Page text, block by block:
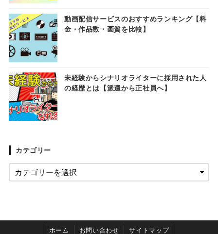
動画配信サービスのおすすめランキング【料
金・作品数・画質を比較】
未経験からシナリオライターに採用された人
の経歴とは【派遣から正社員へ】
カテゴリー
ホーム お問い合わせ サイトマップ